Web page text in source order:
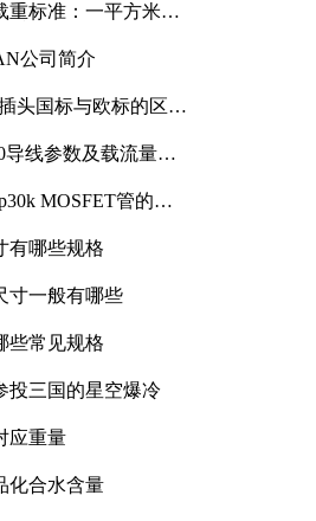
重标准：一平方米能
公司简介
头国标与欧标的区别
导线参数及载流量解
MOSFET管的合
有哪些规格
寸一般有哪些
些常见规格
投三国的星空爆冷
应重量
化合水含量